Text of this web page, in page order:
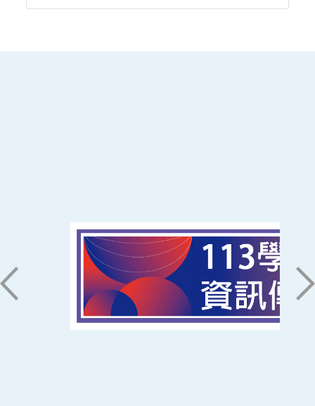
71005 台南市永康區南台街一號
06-2533131 ext. 7101
ic@stust.edu.tw
辦公時間